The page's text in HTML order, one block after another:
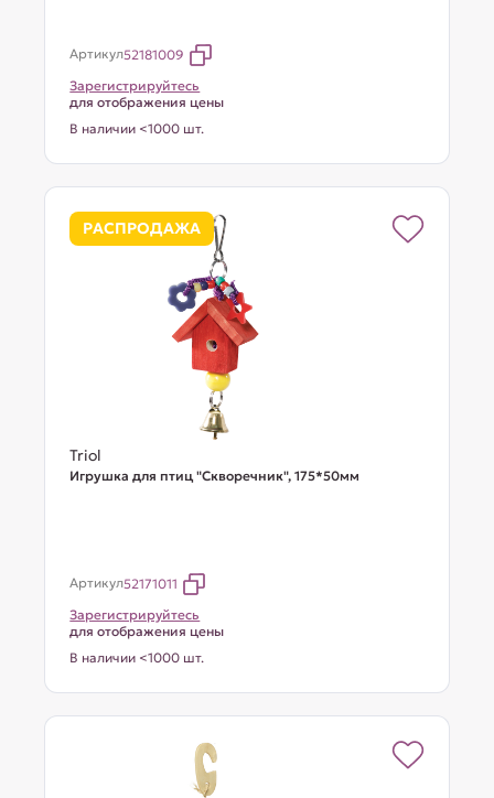
Артикул52181009
Зарегистрируйтесь
для отображения цены
В наличии <1000 шт.
РАСПРОДАЖА
Triol
Игрушка для птиц "Скворечник", 175*50мм
Артикул52171011
Зарегистрируйтесь
для отображения цены
В наличии <1000 шт.